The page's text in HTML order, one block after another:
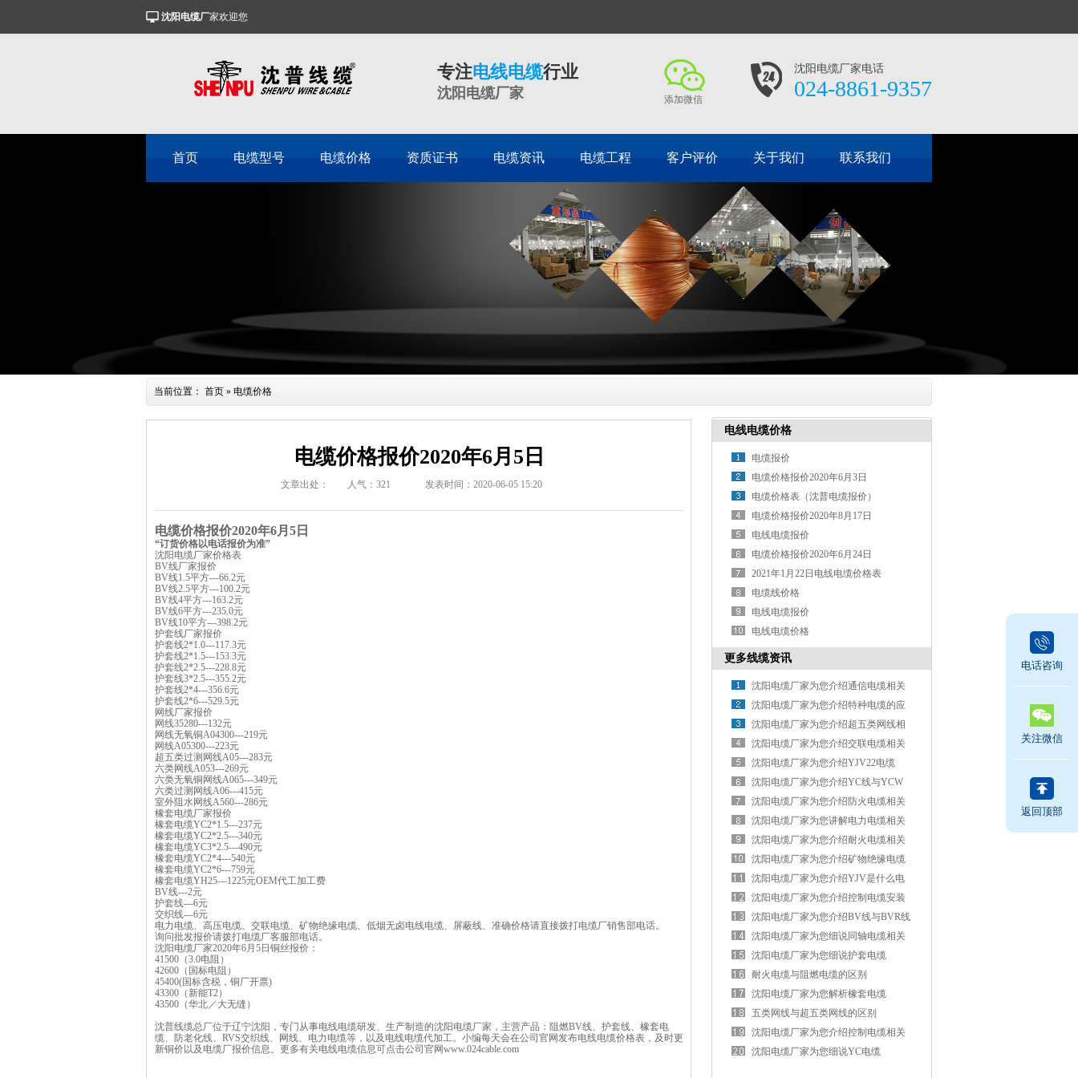
沈阳电缆厂家欢迎您
专注电线电缆行业
沈阳电缆厂家 添加微信
沈阳电缆厂家电话
024-8861-9357
首页 电缆型号 电缆价格 资质证书 电缆资讯 电缆工程 客户评价 关于我们 联系我们
当前位置： 首页 » 电缆价格
电缆价格报价2020年6月5日
文章出处： 人气： 321 发表时间：2020-06-05 15:20
电缆价格报价2020年6月5日
“订货价格以电话报价为准”
沈阳电缆厂家价格表
BV线厂家报价
BV线1.5平方---66.2元
BV线2.5平方---100.2元
BV线4平方---163.2元
BV线6平方---235.0元
BV线10平方---398.2元
护套线厂家报价
护套线2*1.0---117.3元
护套线2*1.5---153.3元
护套线2*2.5---228.8元
护套线3*2.5---355.2元
护套线2*4---356.6元
护套线2*6---529.5元
网线厂家报价
网线35280---132元
网线无氧铜A04300---219元
网线A05300---223元
超五类过测网线A05---283元
六类网线A053---269元
六类无氧铜网线A065---349元
六类过测网线A06---415元
室外阻水网线A560---286元
橡套电缆厂家报价
橡套电缆YC2*1.5---237元
橡套电缆YC2*2.5---340元
橡套电缆YC3*2.5---490元
橡套电缆YC2*4---540元
橡套电缆YC2*6---759元
橡套电缆YH25---1225元OEM代工加工费
BV线---2元
护套线---6元
交织线---6元
电力电缆、高压电缆、交联电缆、矿物绝缘电缆、低烟无卤电线电缆、屏蔽线、准确价格请直接拨打电缆厂销售部电话。
询问批发报价请拨打电缆厂客服部电话。
沈阳电缆厂家2020年6月5日铜丝报价：
41500（3.0电阻）
42600（国标电阻）
45400(国标含税，铜厂开票)
43300（新能T2）
43500（华北／大无缝）
沈普线缆总厂位于辽宁沈阳，专门从事电线电缆研发、生产制造的沈阳电缆厂家，主营产品：阻燃BV线、护套线、橡套电
缆、防老化线、RVS交织线、网线、电力电缆等，以及电线电缆代加工。小编每天会在公司官网发布电线电缆价格表，及时更
新铜价以及电缆厂报价信息。更多有关电线电缆信息可点击公司官网www.024cable.com
电线电缆价格
电缆报价
电缆价格报价2020年6月3日
电缆价格表（沈普电缆报价）
电缆价格报价2020年8月17日
电线电缆报价
电缆价格报价2020年6月24日
2021年1月22日电线电缆价格表
电缆线价格
电线电缆报价
电线电缆价格
更多线缆资讯
沈阳电缆厂家为您介绍通信电缆相关
知识
沈阳电缆厂家为您介绍特种电缆的应
用领域
沈阳电缆厂家为您介绍超五类网线相
关知识
沈阳电缆厂家为您介绍交联电缆相关
知识
沈阳电缆厂家为您介绍YJV22电缆
沈阳电缆厂家为您介绍YC线与YCW
线的区别
沈阳电缆厂家为您介绍防火电缆相关
知识
沈阳电缆厂家为您讲解电力电缆相关
知识
沈阳电缆厂家为您介绍耐火电缆相关
知识
沈阳电缆厂家为您介绍矿物绝缘电缆
相关知识
沈阳电缆厂家为您介绍YJV是什么电
缆
沈阳电缆厂家为您介绍控制电缆安装
方法
沈阳电缆厂家为您介绍BV线与BVR线
的区别
沈阳电缆厂家为您细说同轴电缆相关
知识
沈阳电缆厂家为您细说护套电缆
耐火电缆与阻燃电缆的区别
沈阳电缆厂家为您解析橡套电缆
五类网线与超五类网线的区别
沈阳电缆厂家为您介绍控制电缆相关
知识
沈阳电缆厂家为您细说YC电缆
电话咨询
关注微信
返回顶部